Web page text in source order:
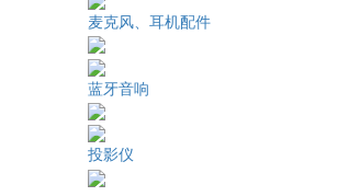
麦克风、耳机配件
蓝牙音响
投影仪